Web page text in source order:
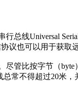
总线Universal
议也可以用于获取
管比按字节（
常不得超过20米